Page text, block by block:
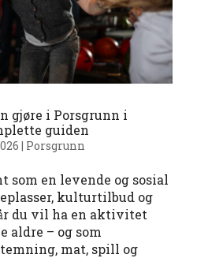
gjøre i Porsgrunn i
guiden
| Porsgrunn
som en levende og sosial
kulturtilbud og
du vil ha en aktivitet
aldre – og som
mat, spill og